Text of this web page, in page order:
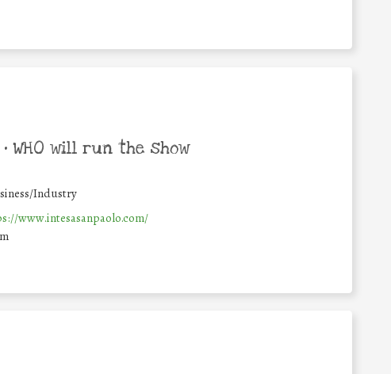
• WHO will run the show
Industry
www.intesasanpaolo.com/